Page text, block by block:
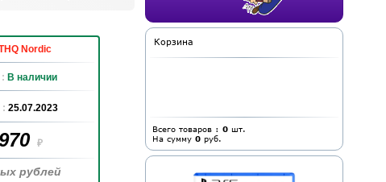
Nordic
В наличии
: 25.07.2023
₽
рублей
Корзина
Всего товаров : 0 шт.
На сумму 0 руб.